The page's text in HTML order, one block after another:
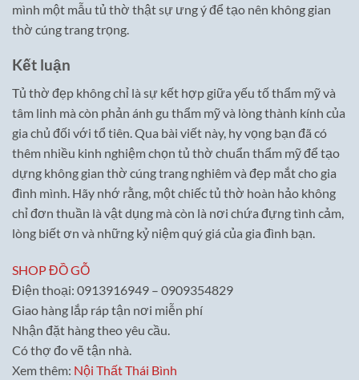
mình một mẫu tủ thờ thật sự ưng ý để tạo nên không gian
thờ cúng trang trọng.
Kết luận
Tủ thờ đẹp không chỉ là sự kết hợp giữa yếu tố thẩm mỹ và
tâm linh mà còn phản ánh gu thẩm mỹ và lòng thành kính của
gia chủ đối với tổ tiên. Qua bài viết này, hy vọng bạn đã có
thêm nhiều kinh nghiệm chọn tủ thờ chuẩn thẩm mỹ để tạo
dựng không gian thờ cúng trang nghiêm và đẹp mắt cho gia
đình mình. Hãy nhớ rằng, một chiếc tủ thờ hoàn hảo không
chỉ đơn thuần là vật dụng mà còn là nơi chứa đựng tình cảm,
lòng biết ơn và những kỷ niệm quý giá của gia đình bạn.
SHOP ĐỒ GỖ
Điện thoại: 0913916949 – 0909354829
Giao hàng lắp ráp tận nơi miễn phí
Nhận đặt hàng theo yêu cầu.
Có thợ đo vẽ tận nhà.
Xem thêm: Nội Thất Thái Bình